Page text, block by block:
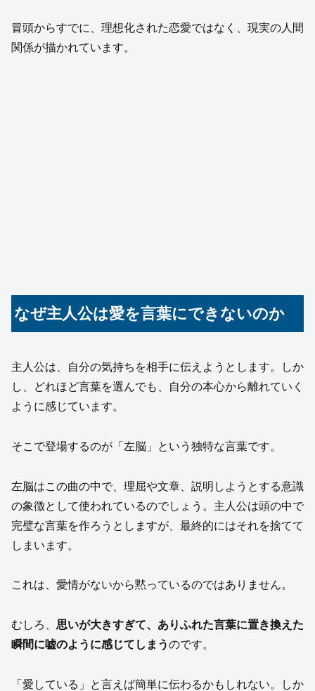
冒頭からすでに、理想化された恋愛ではなく、現実の人間
関係が描かれています。
なぜ主人公は愛を言葉にできないのか
主人公は、自分の気持ちを相手に伝えようとします。しか
し、どれほど言葉を選んでも、自分の本心から離れていく
ように感じています。
そこで登場するのが「左脳」という独特な言葉です。
左脳はこの曲の中で、理屈や文章、説明しようとする意識
の象徴として使われているのでしょう。主人公は頭の中で
完璧な言葉を作ろうとしますが、最終的にはそれを捨てて
しまいます。
これは、愛情がないから黙っているのではありません。
むしろ、 思いが大きすぎて、ありふれた言葉に置き換えた
瞬間に嘘のように感じてしまうのです。
「愛している」と言えば簡単に伝わるかもしれない。しか